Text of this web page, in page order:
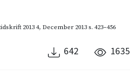
2013 4,December 2013s. 423–456
642 1635